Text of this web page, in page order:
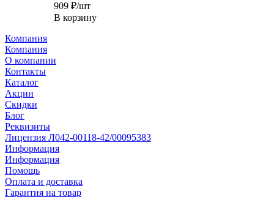
909 ₽/шт
В корзину
Компания
Компания
О компании
Контакты
Каталог
Акции
Скидки
Блог
Реквизиты
Лицензия Л042-00118-42/00095383
Информация
Информация
Помощь
Оплата и доставка
Гарантия на товар